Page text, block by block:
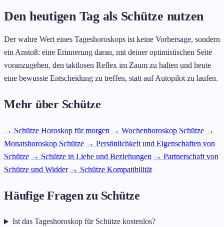
Den heutigen Tag als Schütze nutzen
Der wahre Wert eines Tageshoroskops ist keine Vorhersage, sondern
ein Anstoß: eine Erinnerung daran, mit deiner optimistischen Seite
voranzugehen, den taktlosen Reflex im Zaum zu halten und heute
eine bewusste Entscheidung zu treffen, statt auf Autopilot zu laufen.
Mehr über Schütze
→ Schütze Horoskop für morgen → Wochenhoroskop Schütze →
Monatshoroskop Schütze → Persönlichkeit und Eigenschaften von
Schütze → Schütze in Liebe und Beziehungen → Partnerschaft von
Schütze und Widder → Schütze Kompatibilität
Häufige Fragen zu Schütze
Ist das Tageshoroskop für Schütze kostenlos?